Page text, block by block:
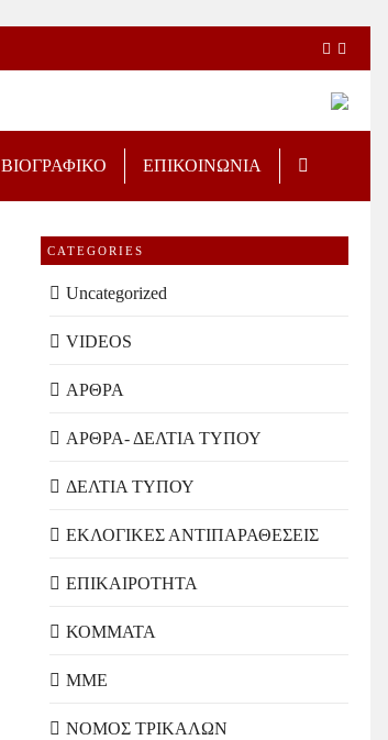
ΒΙΟΓΡΑΦΙΚΟ ΕΠΙΚΟΙΝΩΝΙΑ
CATEGORIES
Uncategorized
VIDEOS
ΑΡΘΡΑ
ΑΡΘΡΑ- ΔΕΛΤΙΑ ΤΥΠΟΥ
ΔΕΛΤΙΑ ΤΥΠΟΥ
ΕΚΛΟΓΙΚΕΣ ΑΝΤΙΠΑΡΑΘΕΣΕΙΣ
ΕΠΙΚΑΙΡΟΤΗΤΑ
ΚΟΜΜΑΤΑ
ΜΜΕ
ΝΟΜΟΣ ΤΡΙΚΑΛΩΝ